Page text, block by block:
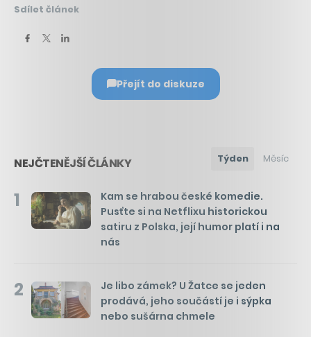
Sdílet článek
Přejít do diskuze
NEJČTENĚJŠÍ ČLÁNKY Týden Měsíc
1
Kam se hrabou české komedie.
Pusťte si na Netflixu historickou
satiru z Polska, její humor platí i na
nás
2
Je libo zámek? U Žatce se jeden
prodává, jeho součástí je i sýpka
nebo sušárna chmele